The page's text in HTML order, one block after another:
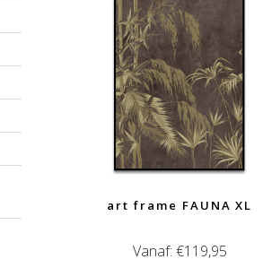
art frame FAUNA XL
Vanaf: €119,95